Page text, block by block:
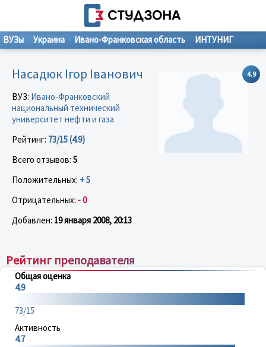
ВУЗы Украина Ивано-Франковская область ИНТУНИГ
4.9
Насадюк Ігор Іванович
ВУЗ: Ивано-Франковский
национальный технический
университет нефти и газа
Рейтинг: 73/15 (4.9)
Всего отзывов: 5
Положительных: + 5
Отрицательных: - 0
Добавлен: 19 января 2008, 20:13
Рейтинг преподавателя
Общая оценка
4.9
73/15
Активность
4.7